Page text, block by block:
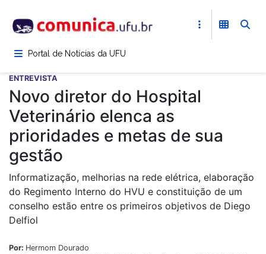
para
conteúdoPortal de Notícias da UFU
ENTREVISTA
Novo diretor do Hospital
Veterinário elenca as
prioridades e metas de sua
gestão
Informatização, melhorias na rede elétrica, elaboração
do Regimento Interno do HVU e constituição de um
conselho estão entre os primeiros objetivos de Diego
Delfiol
Por: Hermom Dourado